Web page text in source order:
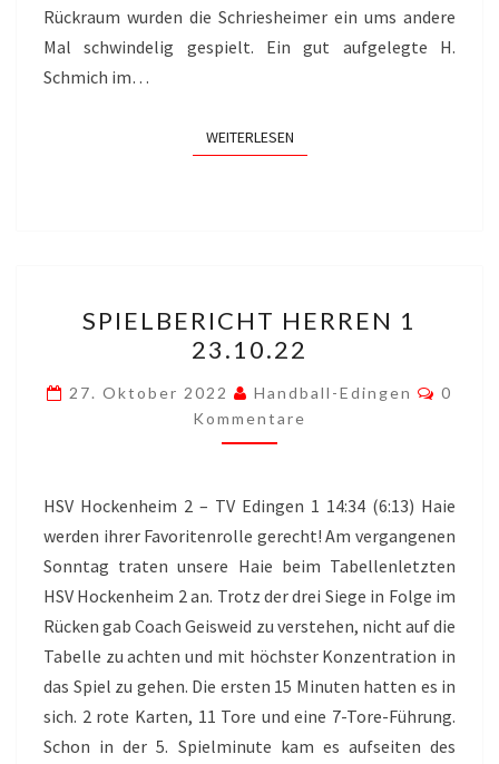
Rückraum wurden die Schriesheimer ein ums andere
Mal schwindelig gespielt. Ein gut aufgelegte H.
Schmich im…
WEITERLESENWEITERLESEN
HERREN
1
23.10.22
SPIELBERICHT HERREN 1
23.10.22
27. Oktober 2022 Handball-Edingen
0
Kommentare
HSV Hockenheim 2 – TV Edingen 1 14:34 (6:13) Haie
werden ihrer Favoritenrolle gerecht! Am vergangenen
Sonntag traten unsere Haie beim Tabellenletzten
HSV Hockenheim 2 an. Trotz der drei Siege in Folge im
Rücken gab Coach Geisweid zu verstehen, nicht auf die
Tabelle zu achten und mit höchster Konzentration in
das Spiel zu gehen. Die ersten 15 Minuten hatten es in
sich. 2 rote Karten, 11 Tore und eine 7-Tore-Führung.
Schon in der 5. Spielminute kam es aufseiten des